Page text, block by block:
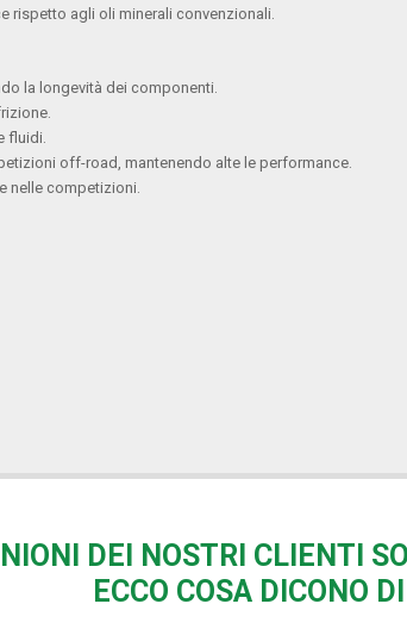
rispetto agli oli minerali convenzionali.
la longevità dei componenti.
fluidi.
off-road, mantenendo alte le performance.
nelle competizioni.
DEI NOSTRI CLIENTI
ECCO COSA DICONO DI